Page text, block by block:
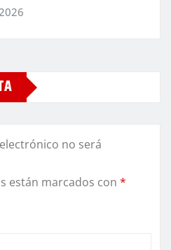
no será
están marcados con *